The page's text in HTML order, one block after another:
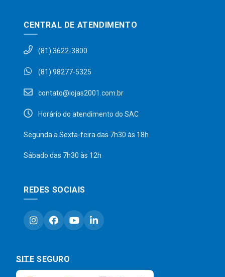
CENTRAL DE ATENDIMENTO
(81) 3622-3800
(81) 98277-5325
contato@lojas2001.com.br
Horário do atendimento do SAC
Segunda a Sexta-feira das 7h30 às 18h
Sábado das 7h30 às 12h
REDES SOCIAIS
SITE SEGURO